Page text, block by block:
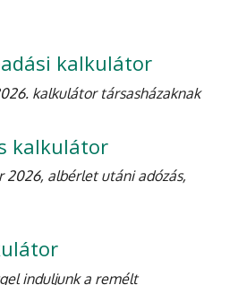
kalkulátor
kalkulátor társasházaknak
kalkulátor
albérlet utáni adózás,
induljunk a remélt